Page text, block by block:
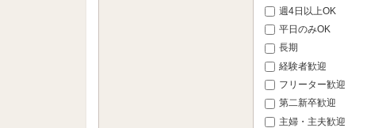
週4日以上OK
平日のみOK
長期
経験者歓迎
フリーター歓迎
第二新卒歓迎
主婦・主夫歓迎